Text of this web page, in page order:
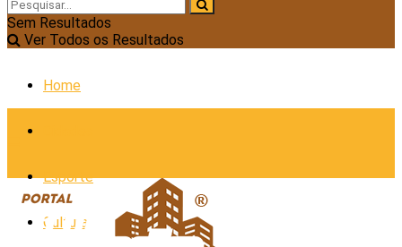
Sem Resultados
Ver Todos os Resultados
Home
Esporte
Cultura